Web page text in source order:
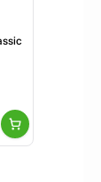
20 inča sivi